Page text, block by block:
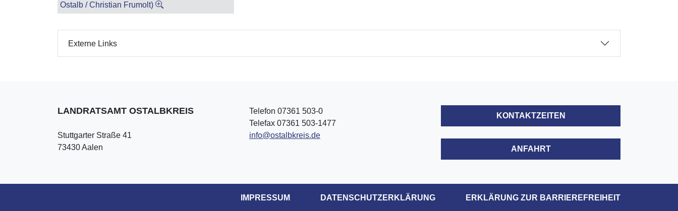
Ostalb / Christian Frumolt)
Externe Links
LANDRATSAMT OSTALBKREIS
Stuttgarter Straße 41
73430 Aalen
Telefon 07361 503-0
Telefax 07361 503-1477
info@ostalbkreis.de
KONTAKTZEITEN
ANFAHRT
IMPRESSUM DATENSCHUTZERKLÄRUNG ERKLÄRUNG ZUR BARRIEREFREIHEIT